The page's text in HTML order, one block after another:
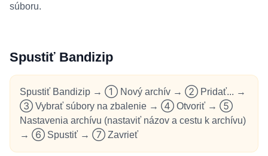
súboru.
Spustiť Bandizip
Spustiť Bandizip → ① Nový archív → ② Pridať... →
③ Vybrať súbory na zbalenie → ④ Otvoriť → ⑤
Nastavenia archívu (nastaviť názov a cestu k archívu)
→ ⑥ Spustiť → ⑦ Zavrieť